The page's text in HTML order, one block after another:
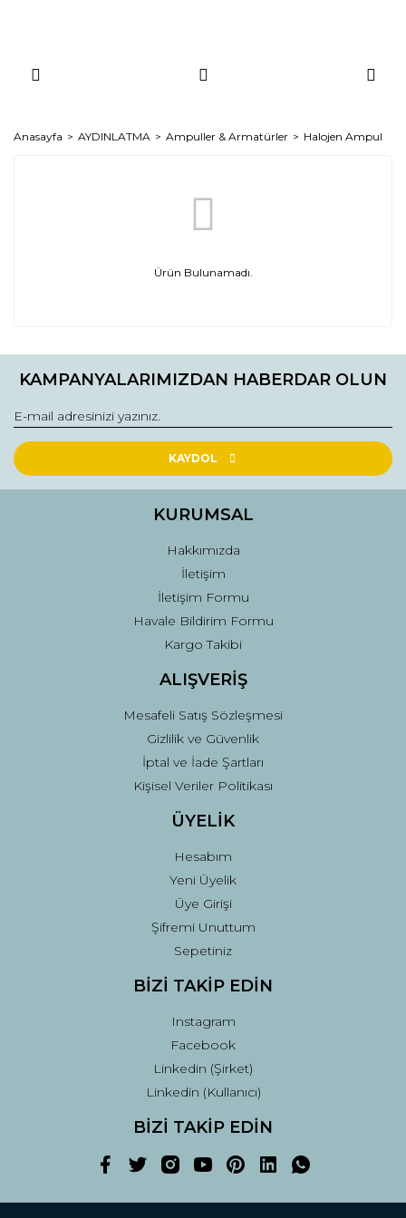
Anasayfa AYDINLATMA Ampuller & Armatürler Halojen Ampul
Ürün Bulunamadı.
KAMPANYALARIMIZDAN HABERDAR OLUN
KAYDOL
KURUMSAL
Hakkımızda
İletişim
İletişim Formu
Havale Bildirim Formu
Kargo Takibi
ALIŞVERİŞ
Mesafeli Satış Sözleşmesi
Gizlilik ve Güvenlik
İptal ve İade Şartları
Kişisel Veriler Politikası
ÜYELİK
Hesabım
Yeni Üyelik
Üye Girişi
Şifremi Unuttum
Sepetiniz
BİZİ TAKİP EDİN
Instagram
Facebook
Linkedin (Şirket)
Linkedin (Kullanıcı)
BİZİ TAKİP EDİN